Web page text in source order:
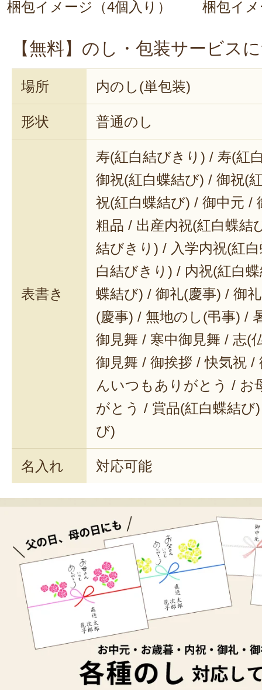
梱包イメージ（4個入り） 梱包イ
【無料】のし・包装サービス
場所 内のし(単包装)
形状 普通のし
表書き
寿(紅白結びきり) / 寿(紅
御祝(紅白蝶結び) / 御祝(
祝(紅白蝶結び) / 御中元 /
粗品 / 出産内祝(紅白蝶結
結びきり) / 入学内祝(紅
白結びきり) / 内祝(紅白
蝶結び) / 御礼(慶事) / 御
(慶事) / 無地のし(弔事) /
御見舞 / 寒中御見舞 / 志(
御見舞 / 御挨拶 / 快気祝 /
んいつもありがとう / お
がとう / 賞品(紅白蝶結び
び)
名入れ 対応可能